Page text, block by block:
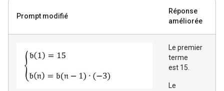
Prompt modifié
Réponse
améliorée
Le premier
terme
est 15.
Le